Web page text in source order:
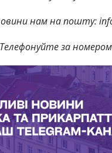
нам на пошту:
Телефонуйте за